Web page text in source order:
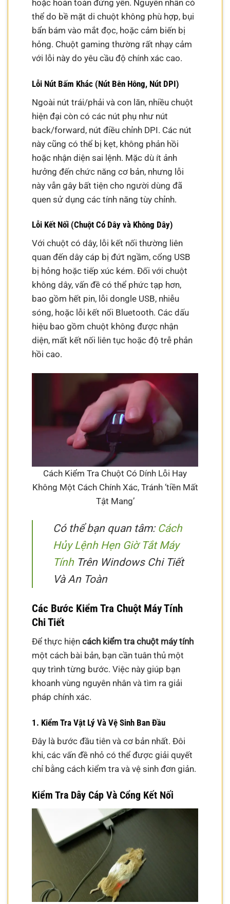
hoặc hoàn toàn đứng yên. Nguyên nhân có
thể do bề mặt di chuột không phù hợp, bụi
bẩn bám vào mắt đọc, hoặc cảm biến bị
hỏng. Chuột gaming thường rất nhạy cảm
với lỗi này do yêu cầu độ chính xác cao.
Lỗi Nút Bấm Khác (Nút Bên Hông, Nút DPI)
Ngoài nút trái/phải và con lăn, nhiều chuột
hiện đại còn có các nút phụ như nút
back/forward, nút điều chỉnh DPI. Các nút
này cũng có thể bị kẹt, không phản hồi
hoặc nhận diện sai lệnh. Mặc dù ít ảnh
hưởng đến chức năng cơ bản, nhưng lỗi
này vẫn gây bất tiện cho người dùng đã
quen sử dụng các tính năng tùy chỉnh.
Lỗi Kết Nối (Chuột Có Dây và Không Dây)
Với chuột có dây, lỗi kết nối thường liên
quan đến dây cáp bị đứt ngầm, cổng USB
bị hỏng hoặc tiếp xúc kém. Đối với chuột
không dây, vấn đề có thể phức tạp hơn,
bao gồm hết pin, lỗi dongle USB, nhiễu
sóng, hoặc lỗi kết nối Bluetooth. Các dấu
hiệu bao gồm chuột không được nhận
diện, mất kết nối liên tục hoặc độ trễ phản
hồi cao.
Cách Kiểm Tra Chuột Có Dính Lỗi Hay
Không Một Cách Chính Xác, Tránh ‘tiền Mất
Tật Mang’
Có thể bạn quan tâm: Cách
Hủy Lệnh Hẹn Giờ Tắt Máy
TínhTrên Windows Chi Tiết
Và An Toàn
Các Bước Kiểm Tra Chuột Máy Tính
Chi Tiết
Để thực hiệncách kiểm tra chuột máy tính
một cách bài bản, bạn cần tuân thủ một
quy trình từng bước. Việc này giúp bạn
khoanh vùng nguyên nhân và tìm ra giải
pháp chính xác.
1. Kiểm Tra Vật Lý Và Vệ Sinh Ban Đầu
Đây là bước đầu tiên và cơ bản nhất. Đôi
khi, các vấn đề nhỏ có thể được giải quyết
chỉ bằng cách kiểm tra và vệ sinh đơn giản.
Kiểm Tra Dây Cáp Và Cổng Kết Nối